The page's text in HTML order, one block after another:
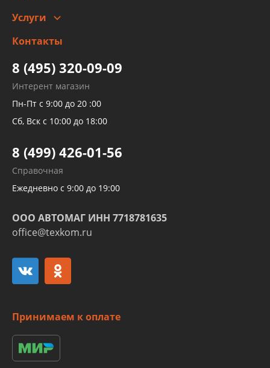
Заправка кондиционера авто
Детейлинг
Услуги
высокого давления
Тормозных трубок
Рукавов гидроусилителей
Рукавов компрессоров и турбин
Трубок кондиционеров
Развертка пайка медных стальных
алюминиевых трубок и штуцеров
Контакты
8 (495) 320-09-09
Интерент магазин
Пн-Пт с 9:00 до 20 :00
Сб, Вск с 10:00 до 18:00
8 (499) 426-01-56
Справочная
Ежедневно с 9:00 до 19:00
ООО АВТОМАГ ИНН 7718781635
office@texkom.ru
Принимаем к оплате